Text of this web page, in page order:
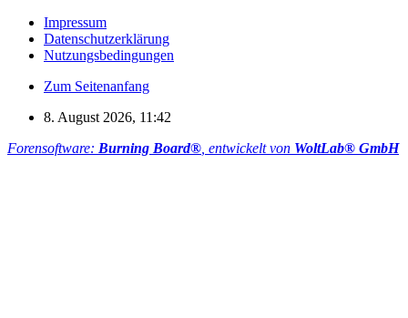
Impressum
Datenschutzerklärung
Nutzungsbedingungen
Zum Seitenanfang
8. August 2026, 11:42
Forensoftware: Burning Board® , entwickelt von WoltLab® GmbH